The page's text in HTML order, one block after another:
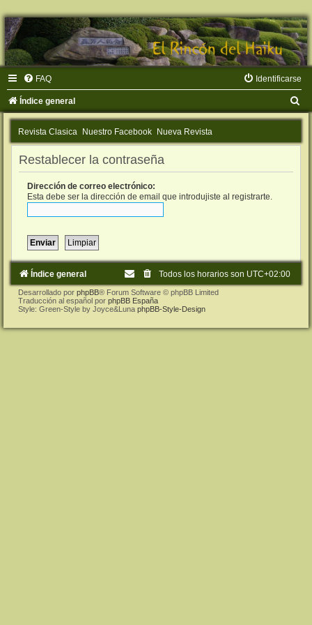
FAQ Identificarse
Índice general
u
Revista Clasica Nuestro Facebook Nueva Revista
Restablecer la contraseña
Dirección de correo electrónico:
Esta debe ser la dirección de email que introdujiste al registrarte.
Índice general Todos los horarios son UTC+02:00
Desarrollado por phpBB® Forum Software © phpBB Limited
Traducción al español por phpBB España
Style: Green-Style by Joyce&Luna phpBB-Style-Design